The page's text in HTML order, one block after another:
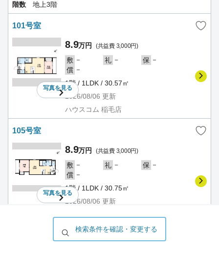
階数
地上3階
101号室
写真を見る
8.9万円 (共益費 3,000円)
敷 － 礼 － 保 －
償 －
1階 / 1LDK / 30.57㎡
2026/08/06 更新
ハウスコム 稲毛店
105号室
写真を見る
8.9万円 (共益費 3,000円)
敷 － 礼 － 保 －
償 －
1階 / 1LDK / 30.75㎡
2026/08/06 更新
検索条件を確認・変更する